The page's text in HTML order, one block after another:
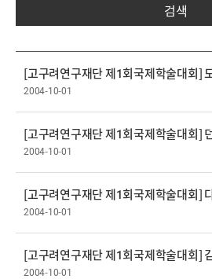
검색
2004-10-01
2004-10-01
2004-10-01
2004-10-01